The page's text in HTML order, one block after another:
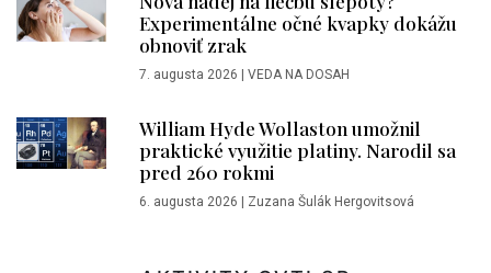
Experimentálne očné kvapky dokážu
obnoviť zrak
7. augusta 2026 VEDA NA DOSAH
William Hyde Wollaston umožnil
praktické využitie platiny. Narodil sa
pred 260 rokmi
6. augusta 2026 Zuzana Šulák Hergovitsová